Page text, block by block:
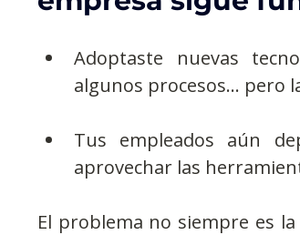
Adoptaste nuevas
algunos procesos… pero
Tus empleados aún
aprovechar las
El problema no siempre es